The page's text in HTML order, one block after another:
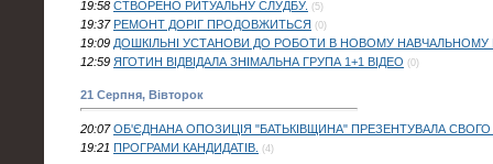
19:58 СТВОРEНО РИТУАЛЬНУ СЛУДБУ. (5)
19:37 РЕМОНТ ДОРІГ ПРОДОВЖИТЬСЯ (0)
19:09 ДОШКІЛЬНІ УСТАНОВИ ДО РОБОТИ В НОВОМУ НАВЧАЛЬНОМУ
12:59 ЯГОТИН ВІДВІДАЛА ЗНІМАЛЬНА ГРУПА 1+1 ВІДЕО (0)
21 Серпня, Вівторок
20:07 ОБ'ЄДНАНА ОПОЗИЦІЯ "БАТЬКІВЩИНА" ПРЕЗЕНТУВАЛА СВОГО
19:21 ПРОГРАМИ КАНДИДАТІВ. (4)